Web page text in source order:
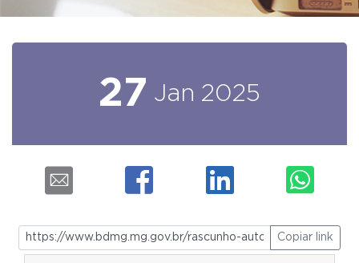
27 Jan 2025
Copiar link